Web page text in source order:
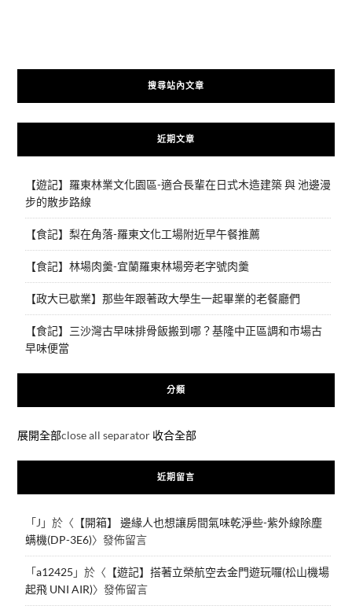
搜尋站內文章
近期文章
【遊記】羅東林業文化園區-適合長輩在日式木造建築 與 池邊漫
步的散步路線
【食記】梨在角落-羅東文化工場附近早午餐推薦
【食記】林場肉羹-宜蘭羅東林場旁老字號肉羹
【政大已歇業】那些年跟著政大學生一起畢業的老餐廳們
【食記】三沙灣古早味排骨飯搬到哪？基隆中正區調和市場古
早味便當
分類
展開全部close all separator 收合全部
近期留言
「J 」於〈 【開箱】 邊緣人也想讓房間氣味乾淨些-紫外線除塵
螨機(DP-3E6)〉發佈留言
「a12425 」於〈 【遊記】搭著立榮航空去金門遊玩囉(松山機場
起飛 UNI AIR)〉發佈留言